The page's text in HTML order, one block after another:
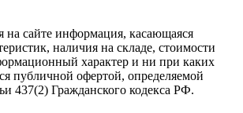
на сайте информация, касающаяся
наличия на складе, стоимости
характер и ни при каких
публичной офертой, определяемой
437(2) Гражданского кодекса РФ.